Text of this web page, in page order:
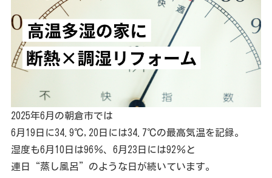
2025年6月の朝倉市では
6月19日に34.9℃,20日には34.7℃の最高気温を記録。
湿度も6月10日は96％、6月23日には92％と
連日“蒸し風呂”のような日が続いています。